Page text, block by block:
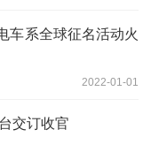
车系全球征名活动火
2022-01-01
交订收官